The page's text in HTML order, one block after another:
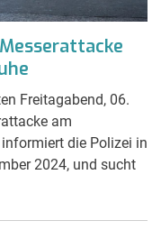
Freitagabend, 06.
am
die Polizei in
2024, und sucht